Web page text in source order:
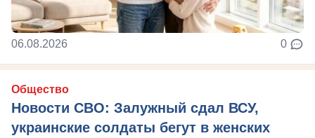
06.08.2026 0
Общество
Новости СВО: Залужный сдал ВСУ,
украинские солдаты бегут в женских